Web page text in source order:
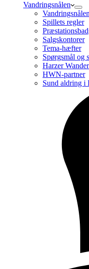
Vandringsnålen
Spillets regler
Salgskontorer
Tema-hæfter
Spørgsmål og
Harzer
HWN-partner
Sund aldring i